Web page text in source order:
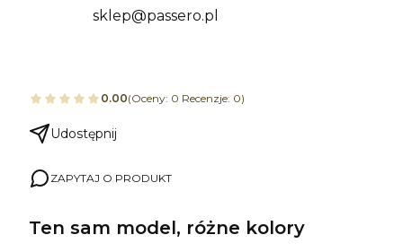
sklep@passero.pl
0.00(Oceny: 0 Recenzje: 0)
Udostępnij
ZAPYTAJ O PRODUKT
Ten sam model, różne kolory